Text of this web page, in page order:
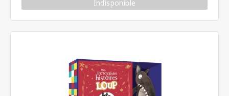
Indisponible